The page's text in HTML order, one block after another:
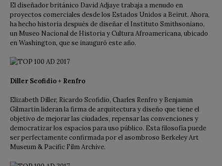
El diseñador británico David Adjaye trabaja a menudo en
proyectos comerciales desde los Estados Unidos a Beirut. Ahora,
ha hecho historia después de diseñar el Instituto Smithsoniano,
un Museo Nacional de Historia y Cultura Afroamericana, ubicado
en Washington, que se inauguró este año.
Diller Scofidio + Renfro
Elizabeth Diller, Ricardo Scofidio, Charles Renfro y Benjamin
Gilmartin lideran la firma de arquitectura y diseño que tiene el
objetivo de mejorar las ciudades, repensar las convenciones y
democratizar los espacios para uso público. Esta filosofía puede
ser perfectamente confirmada por el asombroso Berkeley Art
Museum & Pacific Film Archive.